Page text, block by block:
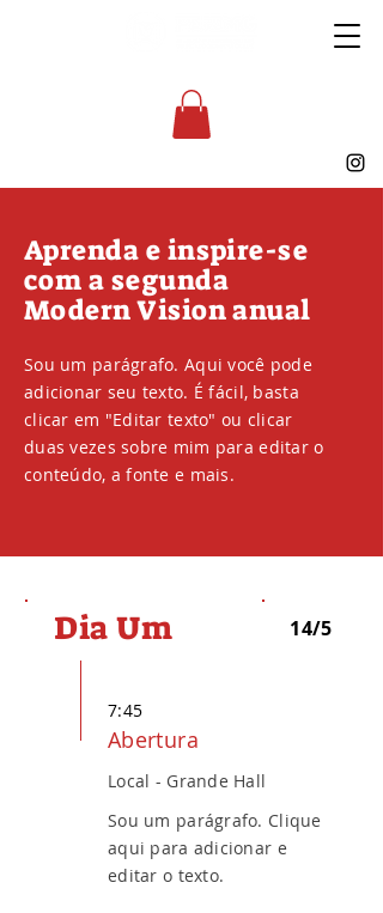
Aprenda e inspire-se
com a segunda
Modern Vision anual
Sou um parágrafo. Aqui você pode
adicionar seu texto. É fácil, basta
clicar em "Editar texto" ou clicar
duas vezes sobre mim para editar o
conteúdo, a fonte e mais.
Dia Um 14/5
7:45
Abertura
Local - Grande Hall
Sou um parágrafo. Clique
aqui para adicionar e
editar o texto.